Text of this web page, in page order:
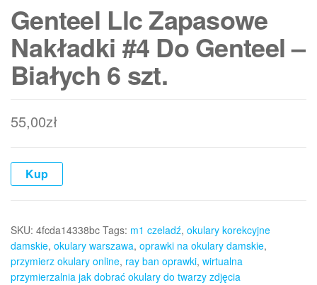
Genteel Llc Zapasowe
Nakładki #4 Do Genteel –
Białych 6 szt.
55,00zł
Kup
SKU: 4fcda14338bc Tags: m1 czeladź, okulary korekcyjne
damskie, okulary warszawa, oprawki na okulary damskie,
przymierz okulary online, ray ban oprawki, wirtualna
przymierzalnia jak dobrać okulary do twarzy zdjęcia